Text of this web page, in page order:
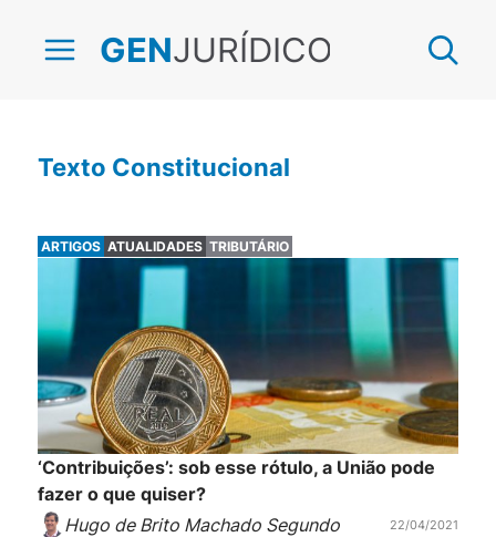
GENJURÍDICO
Texto Constitucional
ARTIGOS ATUALIDADES TRIBUTÁRIO
‘Contribuições’: sob esse rótulo, a União pode
fazer o que quiser?
Hugo de Brito Machado Segundo
22/04/2021